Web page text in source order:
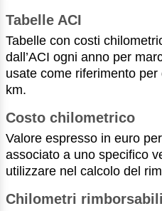
Tabelle ACI
Tabelle con costi
dall’ACI ogni anno per
usate come riferimento
km.
Costo chilometrico
Valore espresso in euro
associato a uno specifico
utilizzare nel calcolo del
Chilometri rimborsabili